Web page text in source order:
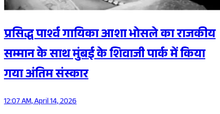
प्रसिद्ध पार्श्व गायिका आशा भोसले का राजकीय
सम्मान के साथ मुंबई के शिवाजी पार्क में किया
गया अंतिम संस्कार
12:07 AM, April 14, 2026